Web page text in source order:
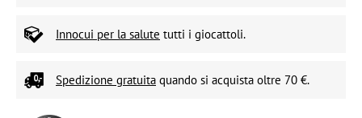
Innocui per la salute tutti i giocattoli.
Spedizione gratuita quando si acquista oltre 70 €.